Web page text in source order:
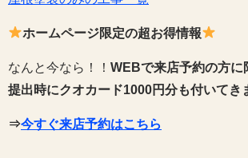
ホームページ限定の超お得情報
なんと今なら！！ WEBで来店予約の方に
提出時にクオカード1000円分も付いてき
⇒今すぐ来店予約はこちら